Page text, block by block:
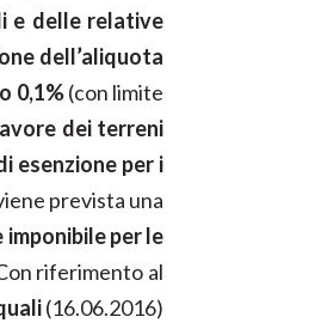
e delle relative
dell’aliquota
0,1%(con limite
dei terreni
esenzione per i
prevista una
per le
riferimento al
(16.06.2016)